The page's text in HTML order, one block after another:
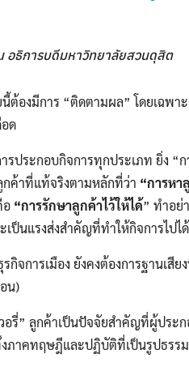
อธิการบดีมหาวิทยาลัยสวนดุสิต
งมีการ “ติดตามผล” โดยเฉพา
ด
ระกอบกิจการทุกประเภท ยิ่ง “ก
ค้าที่แท้จริงตามหลักที่ว่า “การห
อ “การรักษาลูกค้าไว้ให้ได้” ทำอย่
เป็นแรงส่งสำคัญที่ทำให้กิจการไป
การเมือง ยังคงต้องการฐานเสีย
น)
” ลูกค้าเป็นปัจจัยสำคัญที่ผู้ประก
ภาคทฤษฎีและปฏิบัติที่เป็นรูปธรรม